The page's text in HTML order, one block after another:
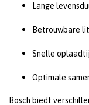
Lange
Betrouwbare
Snelle
Optimale
Bosch biedt